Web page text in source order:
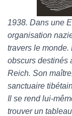
1938. Dans une
organisation
travers le
obscurs destinés
Reich. Son
sanctuaire
Il se rend lui-
trouver un